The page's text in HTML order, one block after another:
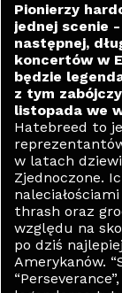
Pionierzy
jednej scenie
następnej,
koncertów w
będzie
z tym
listopada we
Hatebreed to
w latach
Zjednoczone.
thrash oraz
względu na
po dziś
Amerykanów.